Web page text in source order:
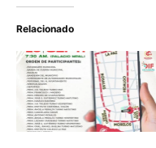
Relacionado